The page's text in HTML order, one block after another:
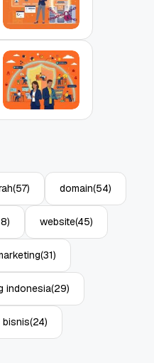
(57) domain(54)
website(45)
(31)
indonesia(29)
(24)